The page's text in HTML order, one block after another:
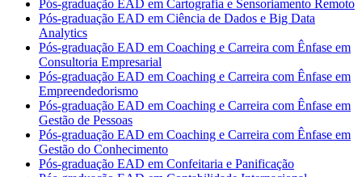
Pós-graduação EAD em Cartografia e Sensoriamento Remoto
Pós-graduação EAD em Ciência de Dados e Big Data
Analytics
Pós-graduação EAD em Coaching e Carreira com Ênfase em
Consultoria Empresarial
Pós-graduação EAD em Coaching e Carreira com Ênfase em
Empreendedorismo
Pós-graduação EAD em Coaching e Carreira com Ênfase em
Gestão de Pessoas
Pós-graduação EAD em Coaching e Carreira com Ênfase em
Gestão do Conhecimento
Pós-graduação EAD em Confeitaria e Panificação